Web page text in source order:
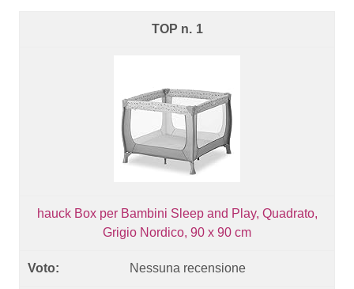
1
hauck Box per Bambini Sleep and Play, Quadrato,
Grigio Nordico, 90 x 90 cm
Nessuna recensione